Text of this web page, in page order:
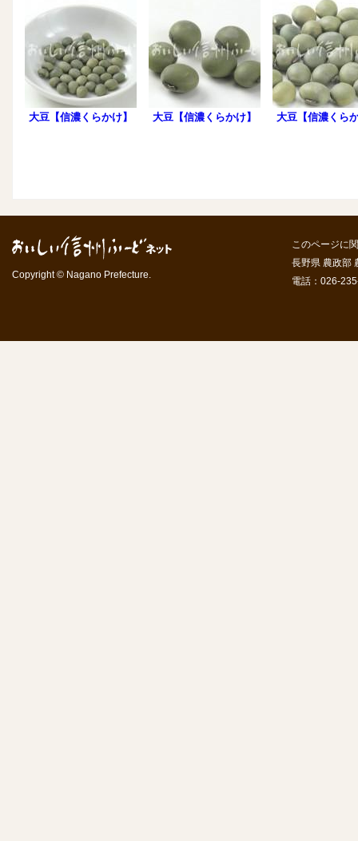
大豆【信濃くらかけ】 大豆【信濃くらかけ】 大豆【信濃くら
Copyright © Nagano Prefecture.
このページに
長野県 農政部
電話：026-